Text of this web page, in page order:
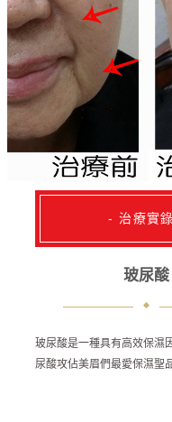
- 治療實
玻尿酸
玻尿酸是一種具有高效保濕
尿酸攻佔美眉們最愛保濕聖